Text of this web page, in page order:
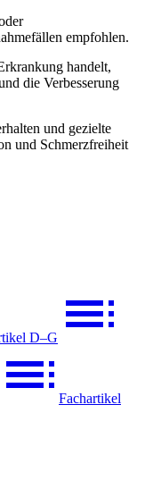
empfohlen.
handelt,
die Verbesserung
und gezielte
und Schmerzfreiheit
D–G
Fachartikel